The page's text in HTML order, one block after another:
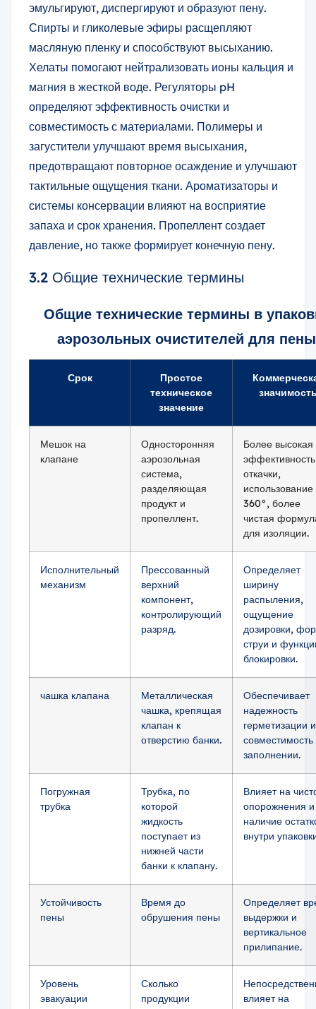
эмульгируют, диспергируют и образуют пену.
Спирты и гликолевые эфиры расщепляют
масляную пленку и способствуют высыханию.
Хелаты помогают нейтрализовать ионы кальция и
магния в жесткой воде. Регуляторы pH
определяют эффективность очистки и
совместимость с материалами. Полимеры и
загустители улучшают время высыхания,
предотвращают повторное осаждение и улучшают
тактильные ощущения ткани. Ароматизаторы и
системы консервации влияют на восприятие
запаха и срок хранения. Пропеллент создает
давление, но также формирует конечную пену.
3.2 Общие технические термины
Общие технические термины в
аэрозольных очистителей для пены
Срок
Простое
техническое
значение
Мешок на
клапане
Односторонняя
аэрозольная
система,
разделяющая
продукт и
пропеллент.
Более высокая
эффективность
откачки,
360°, более
чистая
для изоляции.
Исполнительный
механизм
Прессованный
верхний
компонент,
контролирующий
разряд.
Определяет
ширину
распыления,
ощущение
дозировки,
струи и
блокировки.
чашка клапана
Металлическая
чашка, крепящая
клапан к
отверстию банки.
Обеспечивает
надежность
герметизации и
заполнении.
Погружная
трубка
Трубка, по
которой
жидкость
поступает из
нижней части
банки к клапану.
Влияет на
опорожнения и
наличие
внутри
Устойчивость
пены
Время до
обрушения пены
Определяет
выдержки и
вертикальное
прилипание.
Уровень
эвакуации
Сколько
продукции
влияет на